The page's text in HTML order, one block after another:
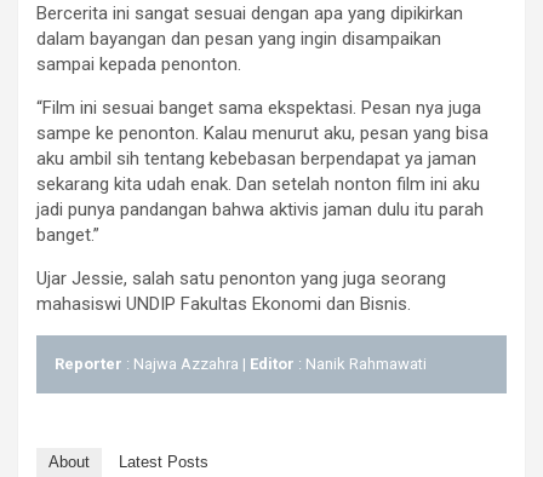
Bercerita ini sangat sesuai dengan apa yang dipikirkan
dalam bayangan dan pesan yang ingin disampaikan
sampai kepada penonton.
“Film ini sesuai banget sama ekspektasi. Pesan nya juga
sampe ke penonton. Kalau menurut aku, pesan yang bisa
aku ambil sih tentang kebebasan berpendapat ya jaman
sekarang kita udah enak. Dan setelah nonton film ini aku
jadi punya pandangan bahwa aktivis jaman dulu itu parah
banget.”
Ujar Jessie, salah satu penonton yang juga seorang
mahasiswi UNDIP Fakultas Ekonomi dan Bisnis.
Reporter : Najwa Azzahra | Editor : Nanik Rahmawati
About Latest Posts